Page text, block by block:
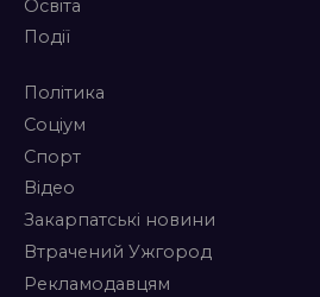
Освіта
Події
Політика
Соціум
Спорт
Відео
Закарпатські новини
Втрачений Ужгород
Рекламодавцям